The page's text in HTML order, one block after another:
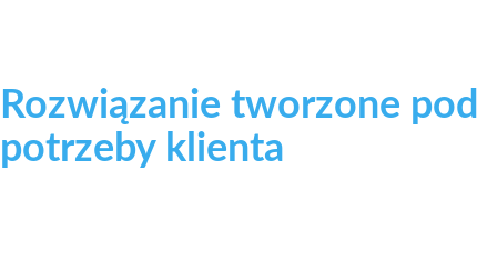
Rozwiązanie tworzone pod
potrzeby klienta